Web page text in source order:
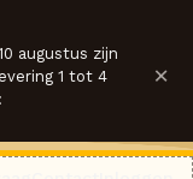
augustus zijn
1 tot 4
×